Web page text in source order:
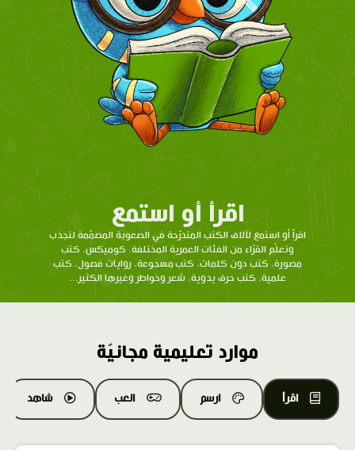
اقرأ أو استمع
اقرأ أو استمع لآلاف الكتب المتدرّحة في الصعوبة المصمّمة لتجذب
وتعلّم القرّاء من الفئات العمرية المختلفة. كوميكس، كتب
مصورة، كتب دون كلمات، كتب مسجوعة، روايات فصول، كتب
علمية، كتب حرف يدوية، شعر وخواطر وغيرها الكثير...
موارد تعليمية مجانيّة
اقرأ ارسم العب شاهد